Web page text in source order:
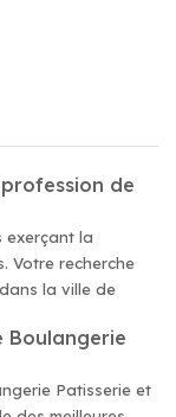
de
exerçant la
Votre recherche
la ville de
Boulangerie
Patisserie et